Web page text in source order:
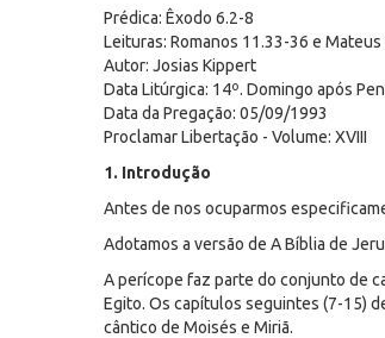
Prédica: Êxodo 6.2-8
Leituras: Romanos 11.33-36 e
Autor: Josias Kippert
Data Litúrgica: 14º. Domingo após
Data da Pregação: 05/09/1993
Proclamar Libertação - Volume: XVIII
1. Introdução
Antes de nos ocuparmos
Adotamos a versão de A Bíblia de
A perícope faz parte do conjunto de
Egito. Os capítulos seguintes (7-15)
cântico de Moisés e Miriã.